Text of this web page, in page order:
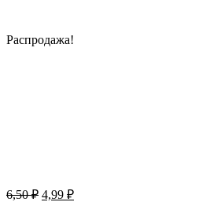
Распродажа!
6,50₽ Первоначальная
4,99 ₽Текущая